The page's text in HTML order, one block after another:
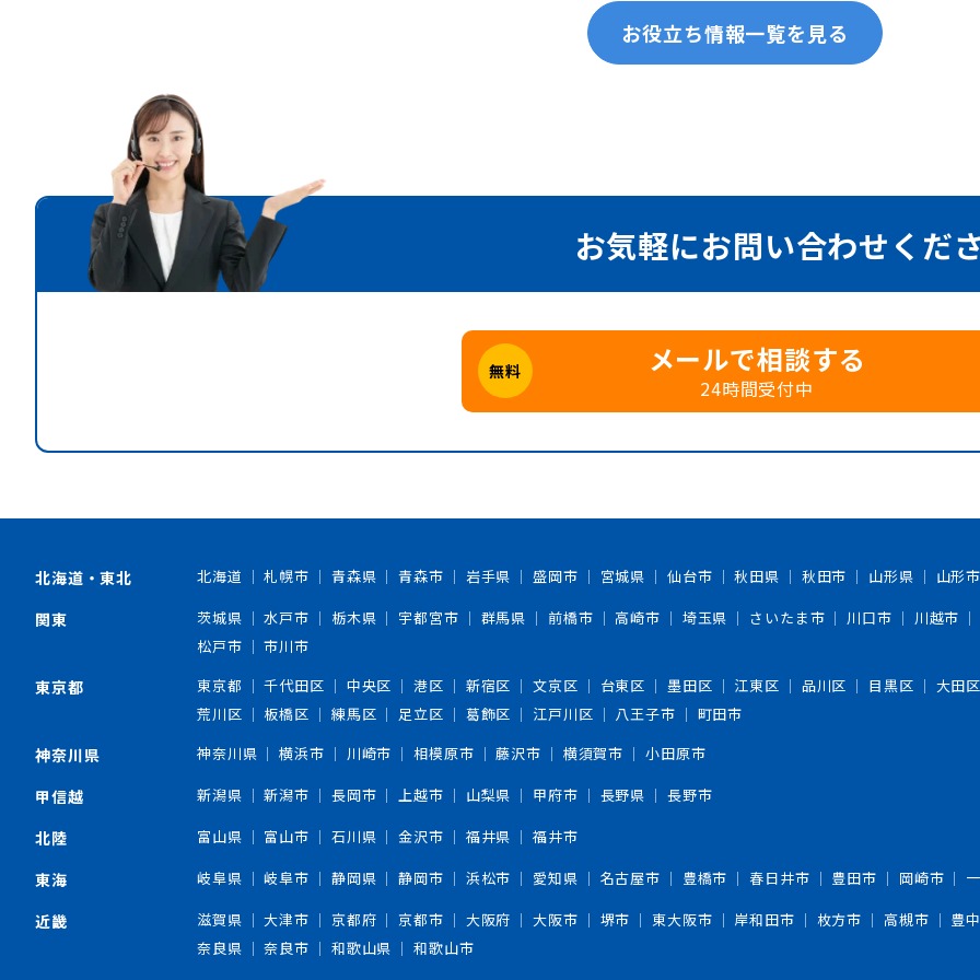
お役立ち情報一覧を見る
お気軽にお問い合わせくだ
無料 メールで相談する
24時間受付中
北海道・東北 北海道 札幌市 青森県 青森市 岩手県 盛岡市 宮城県 仙台市 秋田県 秋田市 山形県 山形
関東 茨城県 水戸市 栃木県 宇都宮市 群馬県 前橋市 高崎市 埼玉県 さいたま市 川口市
川越市
松戸市
市川市
東京都 東京都 千代田区 中央区 港区 新宿区 文京区 台東区 墨田区 江東区 品川区 目黒区
大田
荒川区
板橋区 練馬区 足立区 葛飾区 江戸川区 八王子市 町田市
神奈川県 神奈川県 横浜市 川崎市 相模原市 藤沢市 横須賀市 小田原市
甲信越 新潟県 新潟市 長岡市 上越市 山梨県 甲府市 長野県 長野市
北陸 富山県 富山市 石川県 金沢市 福井県 福井市
東海 岐阜県 岐阜市 静岡県 静岡市 浜松市 愛知県 名古屋市 豊橋市 春日井市 豊田市 岡崎市
近畿 滋賀県 大津市 京都府 京都市 大阪府 大阪市 堺市 東大阪市 岸和田市 枚方市 高槻市
豊
奈良県
奈良市 和歌山県 和歌山市